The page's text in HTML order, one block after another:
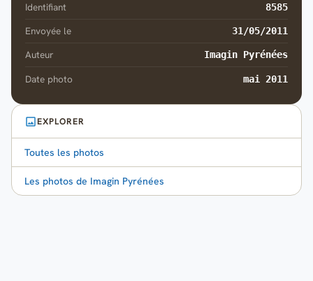
Identifiant 8585
Envoyée le 31/05/2011
Auteur Imagin Pyrénées
Date photo mai 2011
EXPLORER
Toutes les photos
Les photos de Imagin Pyrénées